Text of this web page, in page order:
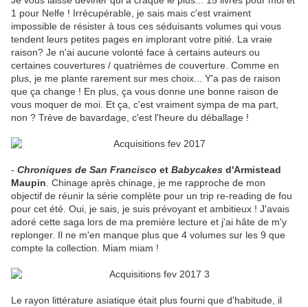
1 pour Nelfe ! Irrécupérable, je sais mais c'est vraiment
impossible de résister à tous ces séduisants volumes qui vous
tendent leurs petites pages en implorant votre pitié. La vraie
raison? Je n'ai aucune volonté face à certains auteurs ou
certaines couvertures / quatrièmes de couverture. Comme en
plus, je me plante rarement sur mes choix... Y'a pas de raison
que ça change ! En plus, ça vous donne une bonne raison de
vous moquer de moi. Et ça, c'est vraiment sympa de ma part,
non ? Trève de bavardage, c'est l'heure du déballage !
- Chroniques de San Francisco et Babycakes d'Armistead
Maupin . Chinage après chinage, je me rapproche de mon
objectif de réunir la série complète pour un trip re-reading de fou
pour cet été. Oui, je sais, je suis prévoyant et ambitieux ! J'avais
adoré cette saga lors de ma première lecture et j'ai hâte de m'y
replonger. Il ne m'en manque plus que 4 volumes sur les 9 que
compte la collection. Miam miam !
Le rayon littérature asiatique était plus fourni que d'habitude, il